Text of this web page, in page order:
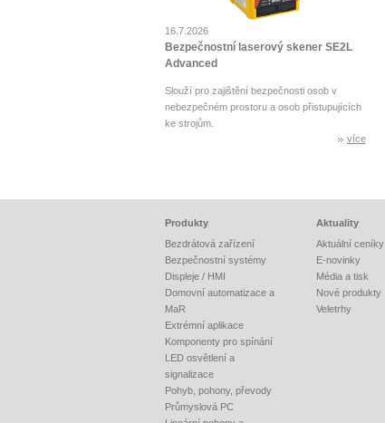
16.7.2026
Bezpečnostní laserový skener SE2L
Advanced
Slouží pro zajištění bezpečnosti osob v
nebezpečném prostoru a osob přistupujících
ke strojům.
více
Produkty
Bezdrátová zařízení
Bezpečnostní systémy
Displeje / HMI
Domovní automatizace a
MaR
Extrémní aplikace
Komponenty pro spínání
LED osvětlení a
signalizace
Pohyb, pohony, převody
Průmyslová PC
Aktuality
Aktuální ceníky
E-novinky
Média a tisk
Nové produkty
Veletrhy